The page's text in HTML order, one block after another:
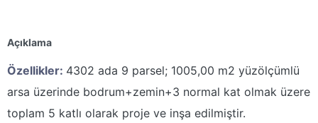
Açıklama
Özellikler: 4302 ada 9 parsel; 1005,00 m2 yüzölçümlü
arsa üzerinde bodrum+zemin+3 normal kat olmak üzere
toplam 5 katlı olarak proje ve inşa edilmiştir.